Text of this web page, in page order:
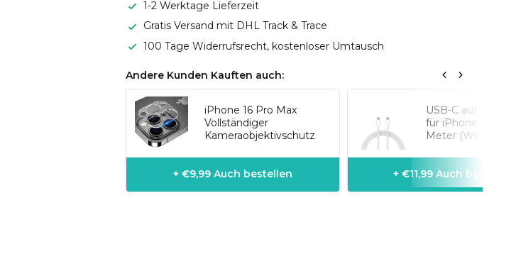
1-2 Werktage Lieferzeit
Gratis Versand mit DHL Track & Trace
100 Tage Widerrufsrecht, kostenloser Umtausch
Andere Kunden Kauften auch:
iPhone 16 Pro Max
Vollständiger
Kameraobjektivschutz
+ €9,99 Auch bestellen
USB-C auf USB-C
für iPhone-
Meter (Weiß)
+ €11,99 Auch bestellen